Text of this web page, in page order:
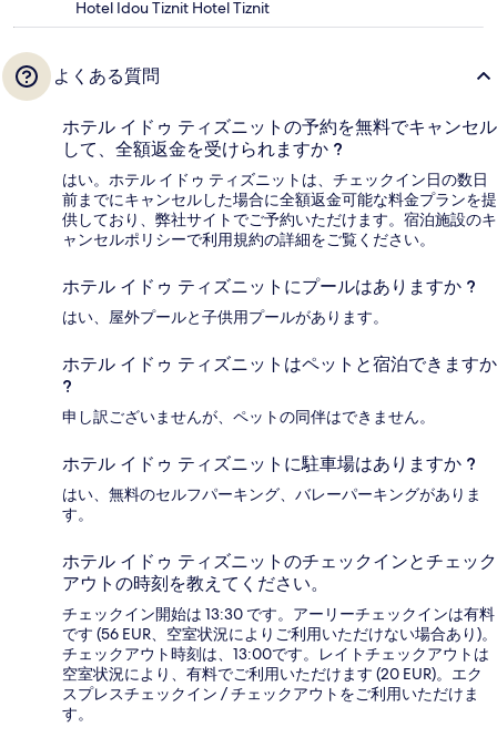
Hotel Idou Tiznit Hotel Tiznit
よくある質問
ホテル イドゥ ティズニットの予約を無料でキャンセル
して、全額返金を受けられますか ?
はい。ホテル イドゥ ティズニットは、チェックイン日の数日
前までにキャンセルした場合に全額返金可能な料金プランを提
供しており、弊社サイトでご予約いただけます。宿泊施設のキ
ャンセルポリシーで利用規約の詳細をご覧ください。
ホテル イドゥ ティズニットにプールはありますか ?
はい、屋外プールと子供用プールがあります。
ホテル イドゥ ティズニットはペットと宿泊できますか
?
申し訳ございませんが、ペットの同伴はできません。
ホテル イドゥ ティズニットに駐車場はありますか ?
はい、無料のセルフパーキング、バレーパーキングがありま
す。
ホテル イドゥ ティズニットのチェックインとチェック
アウトの時刻を教えてください。
チェックイン開始は 13:30 です。アーリーチェックインは有料
です (56 EUR、空室状況によりご利用いただけない場合あり)。
チェックアウト時刻は、13:00です。レイトチェックアウトは
空室状況により、有料でご利用いただけます (20 EUR)。エク
スプレスチェックイン / チェックアウトをご利用いただけま
す。